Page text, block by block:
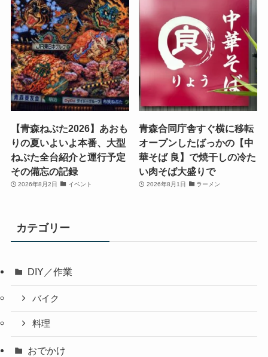
【青森ねぶた2026】あおも
りの夏いよいよ本番、大型
ねぶた全台紹介と運行予定
その備忘の記録
2026年8月2日 イベント
青森合同庁舎すぐ横に移転
オープンしたばっかの【中
華そば 良】で焼干しの冷た
い肉そば大盛りで
2026年8月1日 ラーメン
カテゴリー
DIY／作業
バイク
料理
おでかけ